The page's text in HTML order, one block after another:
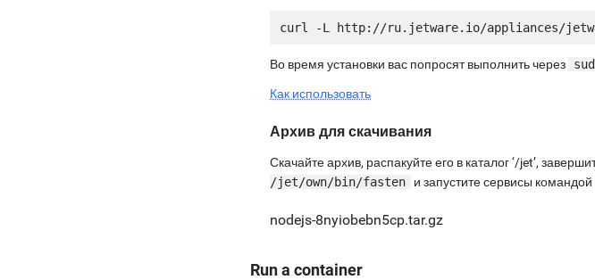
Во время установки вас попросят выполнить через
Как использовать
Архив для скачивания
Скачайте архив, распакуйте его в каталог ‘/jet’,
/jet/own/bin/fasten
и запустите сервисы командой
nodejs-8nyiobebn5cp.tar.gz
Run a container